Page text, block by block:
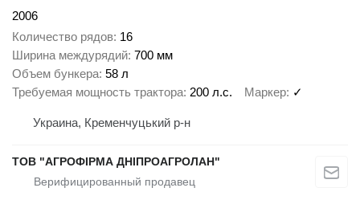
2006
Количество рядов 16
Ширина междурядий 700 мм
Объем бункера 58 л
Требуемая мощность трактора 200 л.с. Маркер ✓
Украина, Кременчуцький р-н
ТОВ "АГРОФІРМА ДНІПРОАГРОЛАН"